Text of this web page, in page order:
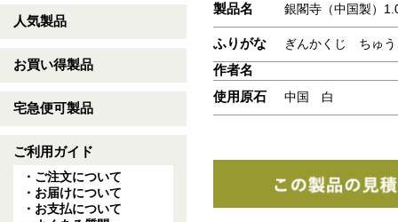
人気製品
お買い得製品
宅急便可製品
ご利用ガイド
・ご注文について
・お届けについて
・お支払について
製品名 銀閣寺（中国製）
ふりがな ぎんかくじ ちゅう
作者名
使用原石
中国 白